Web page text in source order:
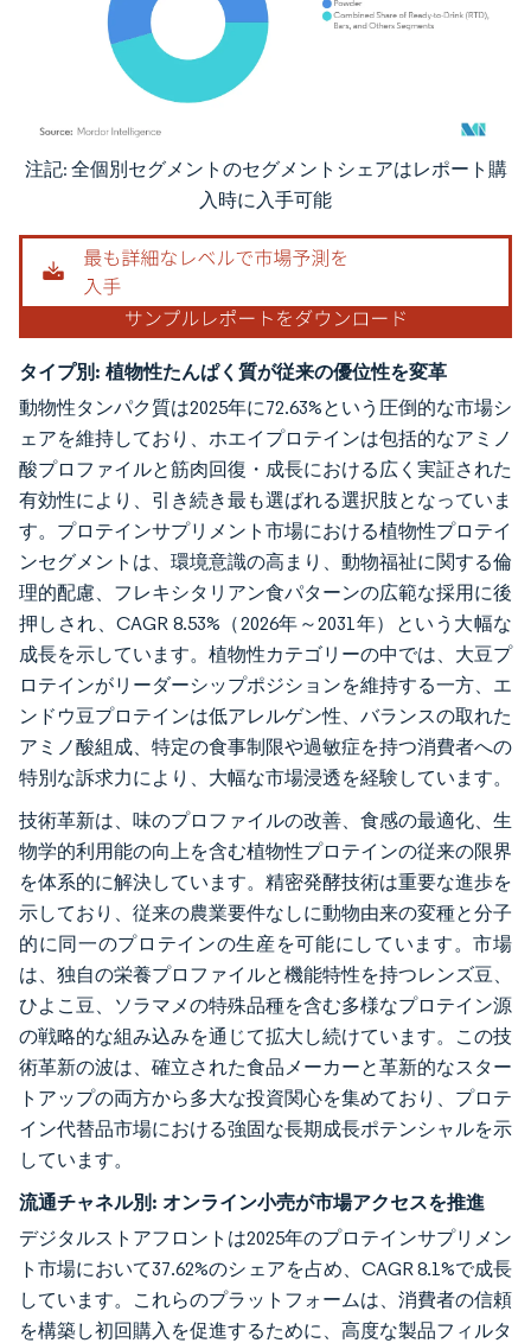
画像 © Mordor Intelligence。再利用にはCC BY 4.0の表示が必要です。
注記: 全個別セグメントのセグメントシェアはレポート購
入時に入手可能
タイプ別: 植物性たんぱく質が従来の優位性を変革
動物性タンパク質は2025年に72.63%という圧倒的な市場シ
ェアを維持しており、ホエイプロテインは包括的なアミノ
酸プロファイルと筋肉回復・成長における広く実証された
有効性により、引き続き最も選ばれる選択肢となっていま
す。プロテインサプリメント市場における植物性プロテイ
ンセグメントは、環境意識の高まり、動物福祉に関する倫
理的配慮、フレキシタリアン食パターンの広範な採用に後
押しされ、CAGR 8.53%（2026年～2031年）という大幅な
成長を示しています。植物性カテゴリーの中では、大豆プ
ロテインがリーダーシップポジションを維持する一方、エ
ンドウ豆プロテインは低アレルゲン性、バランスの取れた
アミノ酸組成、特定の食事制限や過敏症を持つ消費者への
特別な訴求力により、大幅な市場浸透を経験しています。
技術革新は、味のプロファイルの改善、食感の最適化、生
物学的利用能の向上を含む植物性プロテインの従来の限界
を体系的に解決しています。精密発酵技術は重要な進歩を
示しており、従来の農業要件なしに動物由来の変種と分子
的に同一のプロテインの生産を可能にしています。市場
は、独自の栄養プロファイルと機能特性を持つレンズ豆、
ひよこ豆、ソラマメの特殊品種を含む多様なプロテイン源
の戦略的な組み込みを通じて拡大し続けています。この技
術革新の波は、確立された食品メーカーと革新的なスター
トアップの両方から多大な投資関心を集めており、プロテ
イン代替品市場における強固な長期成長ポテンシャルを示
しています。
流通チャネル別: オンライン小売が市場アクセスを推進
デジタルストアフロントは2025年のプロテインサプリメン
ト市場において37.62%のシェアを占め、CAGR 8.1%で成長
しています。これらのプラットフォームは、消費者の信頼
を構築し初回購入を促進するために、高度な製品フィルタ